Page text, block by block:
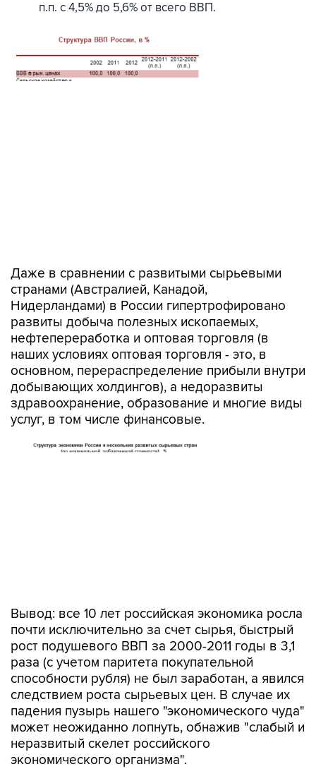
п.п. с 4,5% до 5,6% от всего ВВП.
Даже в сравнении с развитыми сырьевыми
странами (Австралией, Канадой,
Нидерландами) в России гипертрофировано
развиты добыча полезных ископаемых,
нефтепереработка и оптовая торговля (в
наших условиях оптовая торговля - это, в
основном, перераспределение прибыли внутри
добывающих холдингов), а недоразвиты
здравоохранение, образование и многие виды
услуг, в том числе финансовые.
Вывод: все 10 лет российская экономика росла
почти исключительно за счет сырья, быстрый
рост подушевого ВВП за 2000-2011 годы в 3,1
раза (с учетом паритета покупательной
способности рубля) не был заработан, а явился
следствием роста сырьевых цен. В случае их
падения пузырь нашего "экономического чуда"
может неожиданно лопнуть, обнажив "слабый и
неразвитый скелет российского
экономического организма".